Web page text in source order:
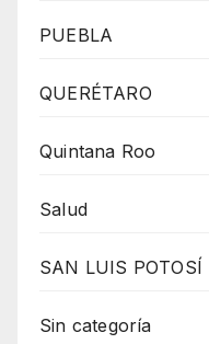
PUEBLA
QUERÉTARO
Quintana Roo
Salud
SAN LUIS POTOSÍ
Sin categoría